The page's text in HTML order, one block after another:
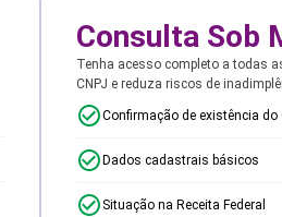
Consulta Sob
Tenha acesso completo a todas
CNPJ e reduza riscos de
Confirmação de existência do
Dados cadastrais básicos
Situação na Receita Federal